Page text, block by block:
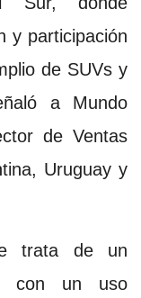
y participación
de SUVs y
a Mundo
de Ventas
Uruguay y
trata de un
con un uso